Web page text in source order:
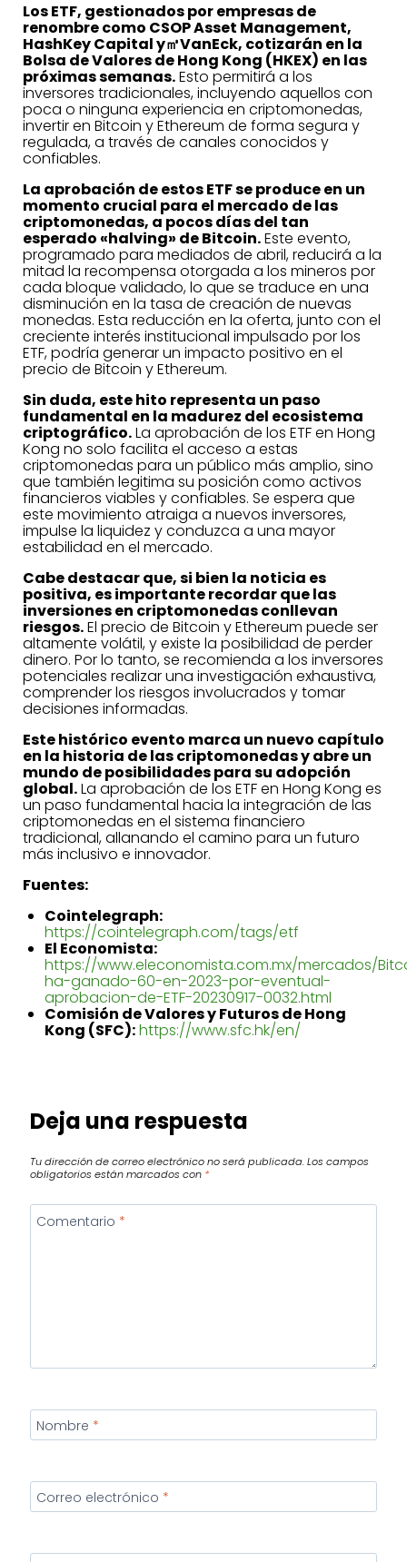
Los ETF, gestionados por empresas de
renombre como CSOP Asset Management,
HashKey Capital y㎥VanEck, cotizarán en la
Bolsa de Valores de Hong Kong (HKEX) en las
próximas semanas.Esto permitirá a los
inversores tradicionales, incluyendo aquellos con
poca o ninguna experiencia en criptomonedas,
invertir en Bitcoin y Ethereum de forma segura y
regulada, a través de canales conocidos y
confiables.
La aprobación de estos ETF se produce en un
momento crucial para el mercado de las
criptomonedas, a pocos días del tan
esperado «halving» de Bitcoin.Este evento,
programado para mediados de abril, reducirá a la
mitad la recompensa otorgada a los mineros por
cada bloque validado, lo que se traduce en una
disminución en la tasa de creación de nuevas
monedas. Esta reducción en la oferta, junto con el
creciente interés institucional impulsado por los
ETF, podría generar un impacto positivo en el
precio de Bitcoin y Ethereum.
Sin duda, este hito representa un paso
fundamental en la madurez del ecosistema
criptográfico.La aprobación de los ETF en Hong
Kong no solo facilita el acceso a estas
criptomonedas para un público más amplio, sino
que también legitima su posición como activos
financieros viables y confiables. Se espera que
este movimiento atraiga a nuevos inversores,
impulse la liquidez y conduzca a una mayor
estabilidad en el mercado.
Cabe destacar que, si bien la noticia es
positiva, es importante recordar que las
inversiones en criptomonedas conllevan
riesgos.El precio de Bitcoin y Ethereum puede ser
altamente volátil, y existe la posibilidad de perder
dinero. Por lo tanto, se recomienda a los inversores
potenciales realizar una investigación exhaustiva,
comprender los riesgos involucrados y tomar
decisiones informadas.
Este histórico evento marca un nuevo capítulo
en la historia de las criptomonedas y abre un
mundo de posibilidades para su adopción
global.La aprobación de los ETF en Hong Kong es
un paso fundamental hacia la integración de las
criptomonedas en el sistema financiero
tradicional, allanando el camino para un futuro
más inclusivo e innovador.
Fuentes:
Cointelegraph:
https://cointelegraph.com/tags/etf
El Economista:
https://www.eleconomista.com.mx/mercados/
ha-ganado-60-en-2023-por-eventual-
aprobacion-de-ETF-20230917-0032.html
Comisión de Valores y Futuros de Hong
Kong (SFC):https://www.sfc.hk/en/
Deja una respuesta
Tu dirección de correo electrónico no será publicada. Los campos
obligatorios están marcados con *
Comentario *
Nombre *
Correo electrónico *